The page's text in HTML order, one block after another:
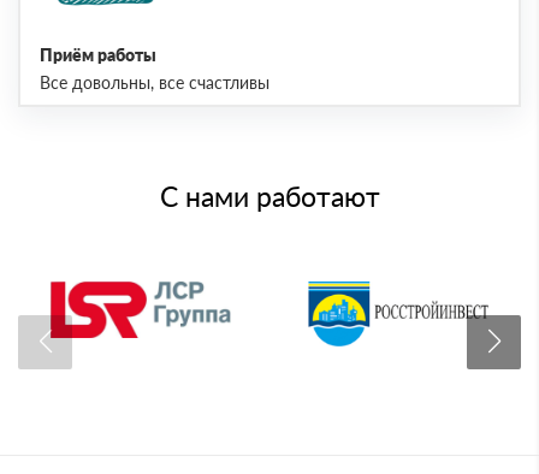
Приём работы
Все довольны, все счастливы
С нами работают